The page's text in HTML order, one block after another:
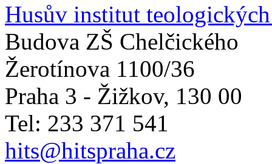
Husův institut
Budova ZŠ Chelčického
Žerotínova 1100/36
Praha 3 - Žižkov, 130 00
Tel: 233 371 541
hits@hitspraha.cz